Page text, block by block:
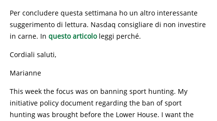
Per concludere questa settimana ho un altro interessante
suggerimento di lettura. Nasdaq consigliare di non investire
in carne. In questo articololeggi perché.
Cordiali saluti,
Marianne
This week the focus was on banning sport hunting. My
initiative policy document regarding the ban of sport
hunting was brought before the Lower House. I want the